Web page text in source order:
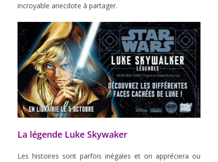
incroyable anecdote à partager.
La légende Luke Skywaker
Les histoires sont parfois inégales et on appréciera ou